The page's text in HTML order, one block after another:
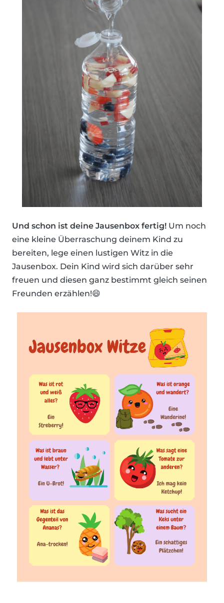
Und schon ist deine Jausenbox fertig! Um noch
eine kleine Überraschung deinem Kind zu
bereiten, lege einen lustigen Witz in die
Jausenbox. Dein Kind wird sich darüber sehr
freuen und diesen ganz bestimmt gleich seinen
Freunden erzählen!😄